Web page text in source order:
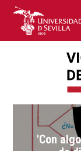
'Con